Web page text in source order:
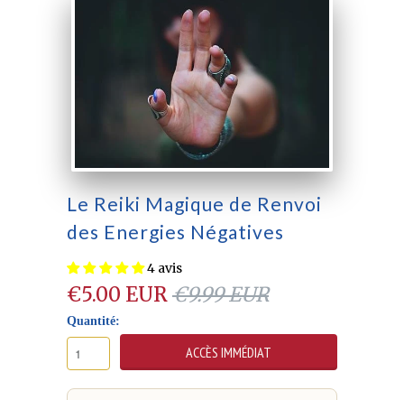
Le Reiki Magique de Renvoi
des Energies Négatives
4 avis
€5.00 EUR€9.99 EUR
Quantité: